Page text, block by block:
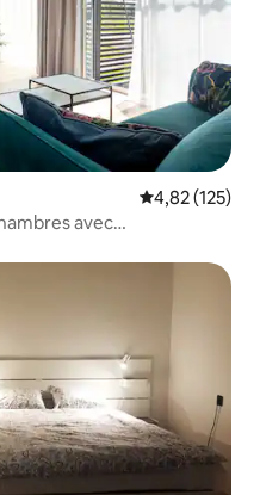
Évaluation
4,82 (125)
avec